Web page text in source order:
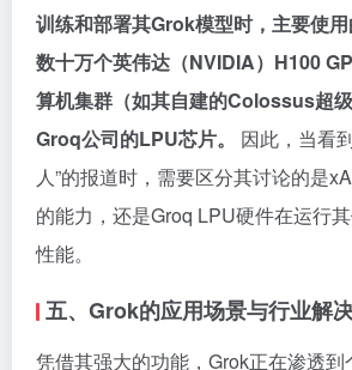
训练和部署其Grok模型时，主要使
数十万个英伟达（NVIDIA）H100
算机集群（如其自建的Colossus超
Groq公司的LPU芯片。
因此，当看
人”的报道时，需要区分其讨论的是
的能力，还是Groq LPU硬件在运行
性能。
五、Grok的应用场景与行业解
凭借其强大的功能，Grok正在渗透